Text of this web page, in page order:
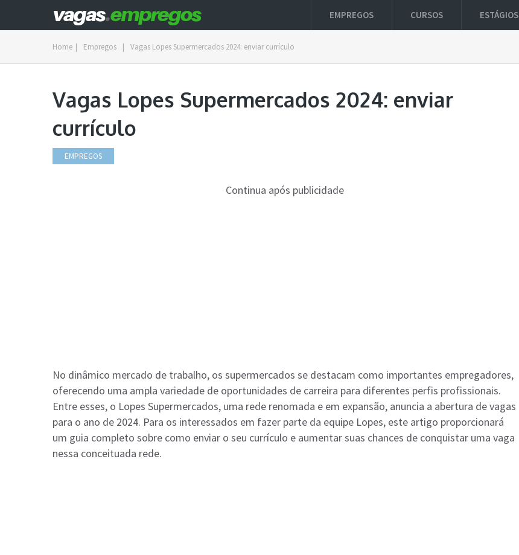
EMPREGOS CURSOS ESTÁGIOS
Home | Empregos | Vagas Lopes Supermercados 2024: enviar currículo
Vagas Lopes Supermercados 2024: enviar
currículo
EMPREGOS
Continua após publicidade
No dinâmico mercado de trabalho, os supermercados se destacam como importantes empregadores,
oferecendo uma ampla variedade de oportunidades de carreira para diferentes perfis profissionais.
Entre esses, o Lopes Supermercados, uma rede renomada e em expansão, anuncia a abertura de vagas
para o ano de 2024. Para os interessados em fazer parte da equipe Lopes, este artigo proporcionará
um guia completo sobre como enviar o seu currículo e aumentar suas chances de conquistar uma vaga
nessa conceituada rede.